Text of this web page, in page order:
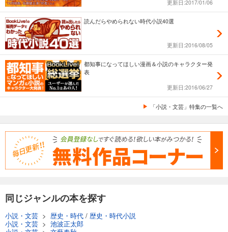
更新日:2017/01/06
読んだらやめられない時代小説40選
更新日:2016/08/05
都知事になってほしい漫画＆小説のキャラクター発
表
更新日:2016/06/27
「小説・文芸」特集の一覧へ
同じジャンルの本を探す
小説・文芸 > 歴史・時代 / 歴史・時代小説
小説・文芸 > 池波正太郎